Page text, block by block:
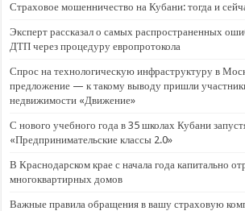
Страховое мошенничество на Кубани: тогда и
Эксперт рассказал о самых распространенных
ДТП через процедуру европротокола
Спрос на технологическую инфраструктуру в
предложение — к такому выводу пришли
недвижимости «Движение»
С нового учебного года в 35 школах Кубани
«Предпринимательские классы 2.0»
В Краснодарском крае с начала года капитально
многоквартирных домов
Важные правила обращения в вашу страховую